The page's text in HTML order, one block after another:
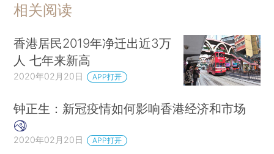
相关阅读
香港居民2019年净迁出近3万
人 七年来新高
2020年02月20日 APP打开
钟正生：新冠疫情如何影响香港经济和市场
2020年02月20日 APP打开